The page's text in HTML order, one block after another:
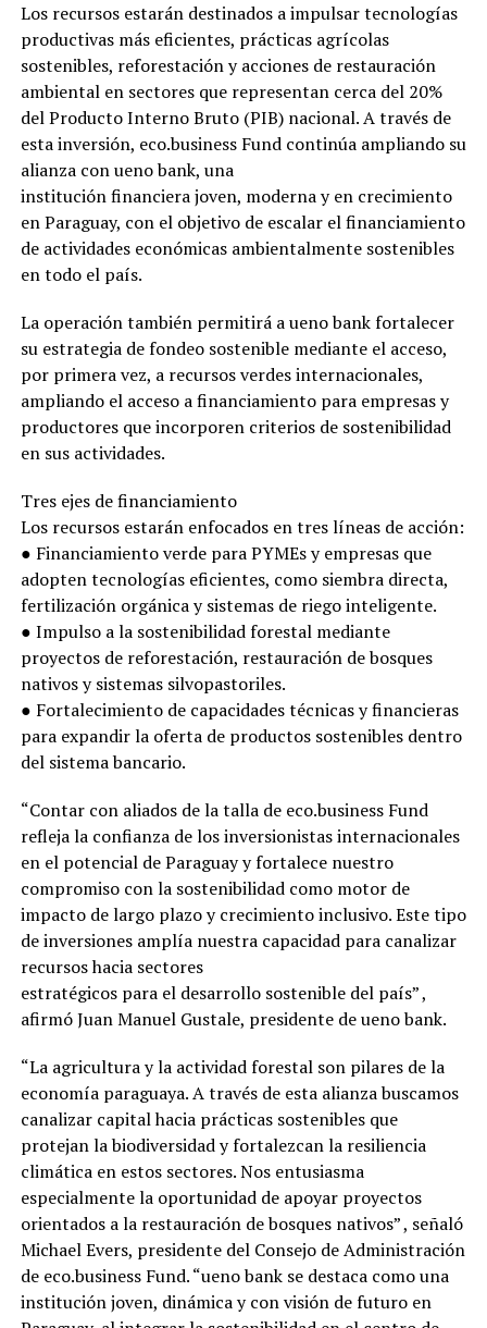
Los recursos estarán destinados a impulsar tecnologías
productivas más eficientes, prácticas agrícolas
sostenibles, reforestación y acciones de restauración
ambiental en sectores que representan cerca del 20%
del Producto Interno Bruto (PIB) nacional. A través de
esta inversión, eco.business Fund continúa ampliando su
alianza con ueno bank, una
institución financiera joven, moderna y en crecimiento
en Paraguay, con el objetivo de escalar el financiamiento
de actividades económicas ambientalmente sostenibles
en todo el país.
La operación también permitirá a ueno bank fortalecer
su estrategia de fondeo sostenible mediante el acceso,
por primera vez, a recursos verdes internacionales,
ampliando el acceso a financiamiento para empresas y
productores que incorporen criterios de sostenibilidad
en sus actividades.
Tres ejes de financiamiento
Los recursos estarán enfocados en tres líneas de acción:
● Financiamiento verde para PYMEs y empresas que
adopten tecnologías eficientes, como siembra directa,
fertilización orgánica y sistemas de riego inteligente.
● Impulso a la sostenibilidad forestal mediante
proyectos de reforestación, restauración de bosques
nativos y sistemas silvopastoriles.
● Fortalecimiento de capacidades técnicas y financieras
para expandir la oferta de productos sostenibles dentro
del sistema bancario.
“Contar con aliados de la talla de eco.business Fund
refleja la confianza de los inversionistas internacionales
en el potencial de Paraguay y fortalece nuestro
compromiso con la sostenibilidad como motor de
impacto de largo plazo y crecimiento inclusivo. Este tipo
de inversiones amplía nuestra capacidad para canalizar
recursos hacia sectores
estratégicos para el desarrollo sostenible del país” ,
afirmó Juan Manuel Gustale, presidente de ueno bank.
“La agricultura y la actividad forestal son pilares de la
economía paraguaya. A través de esta alianza buscamos
canalizar capital hacia prácticas sostenibles que
protejan la biodiversidad y fortalezcan la resiliencia
climática en estos sectores. Nos entusiasma
especialmente la oportunidad de apoyar proyectos
orientados a la restauración de bosques nativos” , señaló
Michael Evers, presidente del Consejo de Administración
de eco.business Fund. “ueno bank se destaca como una
institución joven, dinámica y con visión de futuro en